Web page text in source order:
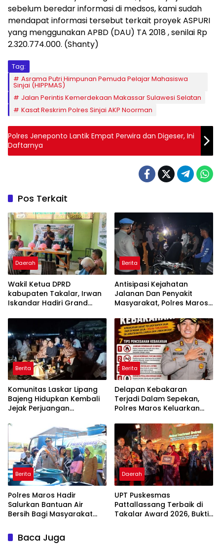
sebelum beredar informasi di medsos, kami sudah
mendapat informasi tersebut terkait proyek ASPURI
yang menggunakan APBD (DAU) TA 2018 , senilai Rp
2.320.774.000. (Shanty)
Tag:
Asrama Putri Himpunan Pemuda Pelajar Mahasiswa
Sinjai (HIPPMAS)
Jalan Perintis Kemerdekaan Makassar Sulawesi Selatan
Kasat Reskrim Polres Sinjai AKP Noorman
Polres Jeneponto Lantik Empat Perwira dan Digeser, Ini
Daftarnya
Pos Terkait
Daerah
Wakil Ketua DPRD
kabupaten Takalar, Irwan
Iskandar Hadiri Grand
Pertama di Takalar,
Melayani Terapis Gratis
untuk Pasien Dhuafa dan
umum.
Berita
Antisipasi Kejahatan
Jalanan Dan Penyakit
Masyarakat, Polres Maros
Kondusif
Berita
Komunitas Laskar Lipang
Bajeng Hidupkan Kembali
Jejak Perjuangan
Wabup Takalar: Apresiasi
Bahwa Sejarah Adalah
Warisan yang Tak Ternilai”.
Berita
Delapan Kebakaran
Terjadi Dalam Sepekan,
Polres Maros Keluarkan
Masyarakat
Berita
Polres Maros Hadir
Salurkan Bantuan Air
Bersih Bagi Masyarakat
Di Maros
Daerah
UPT Puskesmas
Pattallassang Terbaik di
Takalar Award 2026, Bukti
Baca Juga